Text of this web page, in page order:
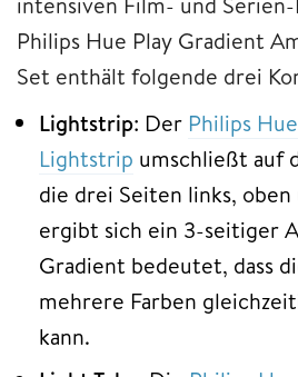
Philips Hue Play Gradient
Set enthält folgende drei
Lightstrip: Der Philips
Lightstrip umschließt auf
die drei Seiten links,
ergibt sich ein 3-seitiger
Gradient bedeutet, dass
mehrere Farben
kann.